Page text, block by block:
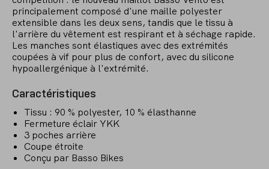
principalement composé d'une maille polyester
extensible dans les deux sens, tandis que le tissu à
l'arrière du vêtement est respirant et à séchage rapide.
Les manches sont élastiques avec des extrémités
coupées à vif pour plus de confort, avec du silicone
hypoallergénique à l'extrémité.
Caractéristiques
Tissu : 90 % polyester, 10 % élasthanne
Fermeture éclair YKK
3 poches arrière
Coupe étroite
Conçu par Basso Bikes